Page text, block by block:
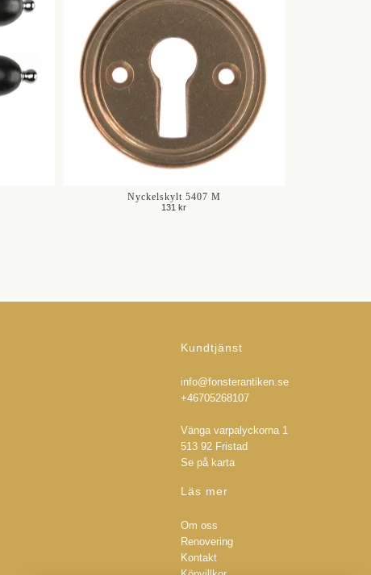
Nyckelskylt 5407 M
131 kr
Kundtjänst
info@fonsterantiken.se
+46705268107
Vänga varpalyckorna 1
513 92 Fristad
Se på karta
Läs mer
Om oss
Renovering
Kontakt